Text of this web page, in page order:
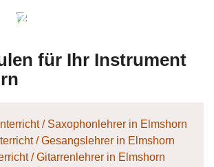
JazzDrummer
für Ihr Instrument
/ Saxophonlehrer in Elmshorn
/ Gesangslehrer in Elmshorn
/ Gitarrenlehrer in Elmshorn